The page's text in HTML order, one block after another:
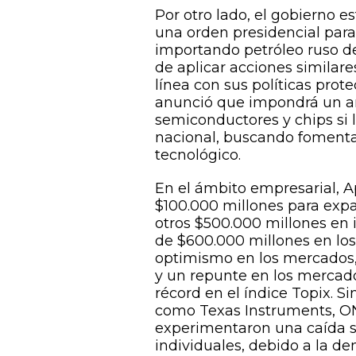
Por otro lado, el gobierno
una orden presidencial
importando petróleo ruso
de aplicar acciones
línea con sus políticas
anunció que impondrá un
semiconductores y chips si
nacional, buscando
tecnológico.
En el ámbito empresarial,
$100.000 millones para
otros $500.000 millones
de $600.000 millones en
optimismo en los
y un repunte en los
récord en el índice Topix.
como Texas Instruments,
experimentaron una caída
individuales, debido a la